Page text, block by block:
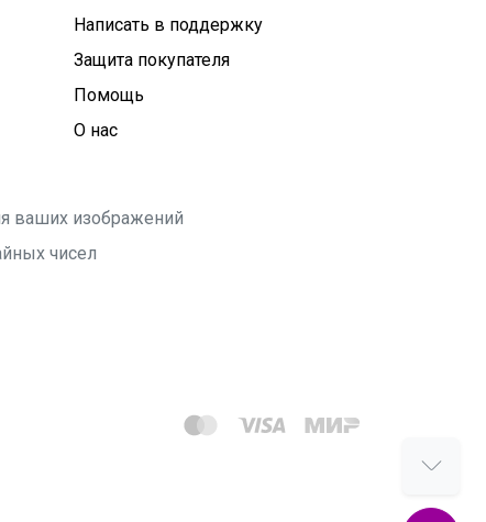
Написать в поддержку
Защита покупателя
Помощь
О нас
ваших изображений
чисел